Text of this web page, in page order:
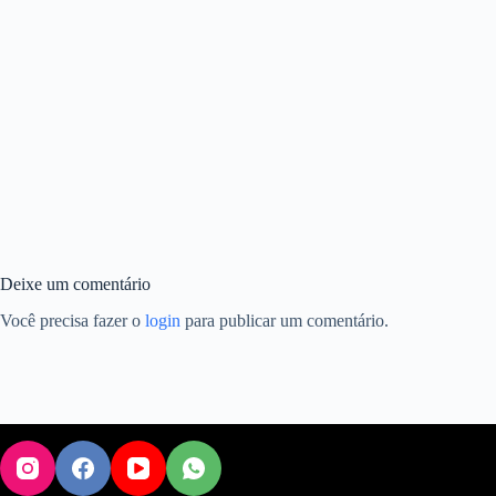
Deixe um comentário
Você precisa fazer o login para publicar um comentário.